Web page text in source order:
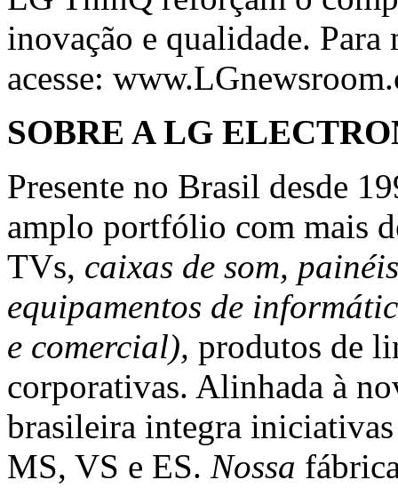
inovação e qualidade. Para
acesse:
SOBRE A LG
Presente no Brasil desde
amplo portfólio com mais
TVs, caixas de som,
equipamentos de
e comercial), produtos de
corporativas. Alinhada à
brasileira integra
MS, VS e ES. Nossa